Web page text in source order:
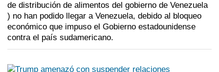
de distribución de alimentos del gobierno de Venezuela
) no han podido llegar a Venezuela, debido al bloqueo
económico que impuso el Gobierno estadounidense
contra el país sudamericano.